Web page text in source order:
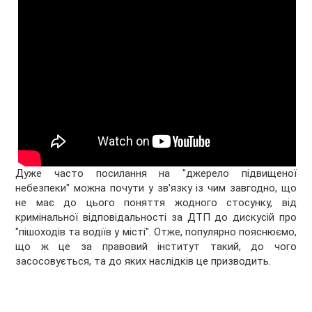
Дуже часто посилання на "джерело підвищеної
небезпеки" можна почути у зв'язку із чим завгодно, що
не має до цього поняття жодного стосунку, від
кримінальної відповідальності за ДТП до дискусій про
"пішоходів та водіїв у місті". Отже, популярно пояснюємо,
що ж це за правовий інститут такий, до чого
засосовується, та до яких наслідків це призводить.